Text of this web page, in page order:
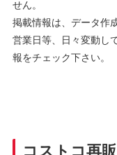
せん。
掲載情報は、データ作
営業日等、日々変動し
報をチェック下さい。
コストコ再